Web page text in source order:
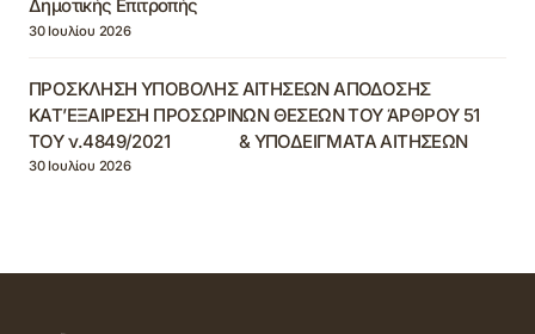
Δημοτικής Επιτροπής
30 Ιουλίου 2026
ΠΡΟΣΚΛΗΣΗ ΥΠΟΒΟΛΗΣ ΑΙΤΗΣΕΩΝ ΑΠΟΔΟΣΗΣ
ΚΑΤ’ΕΞΑΙΡΕΣΗ ΠΡΟΣΩΡΙΝΩΝ ΘΕΣΕΩΝ ΤΟΥ ΆΡΘΡΟΥ 51
ΤΟΥ ν.4849/2021 & ΥΠΟΔΕΙΓΜΑΤΑ ΑΙΤΗΣΕΩΝ
30 Ιουλίου 2026